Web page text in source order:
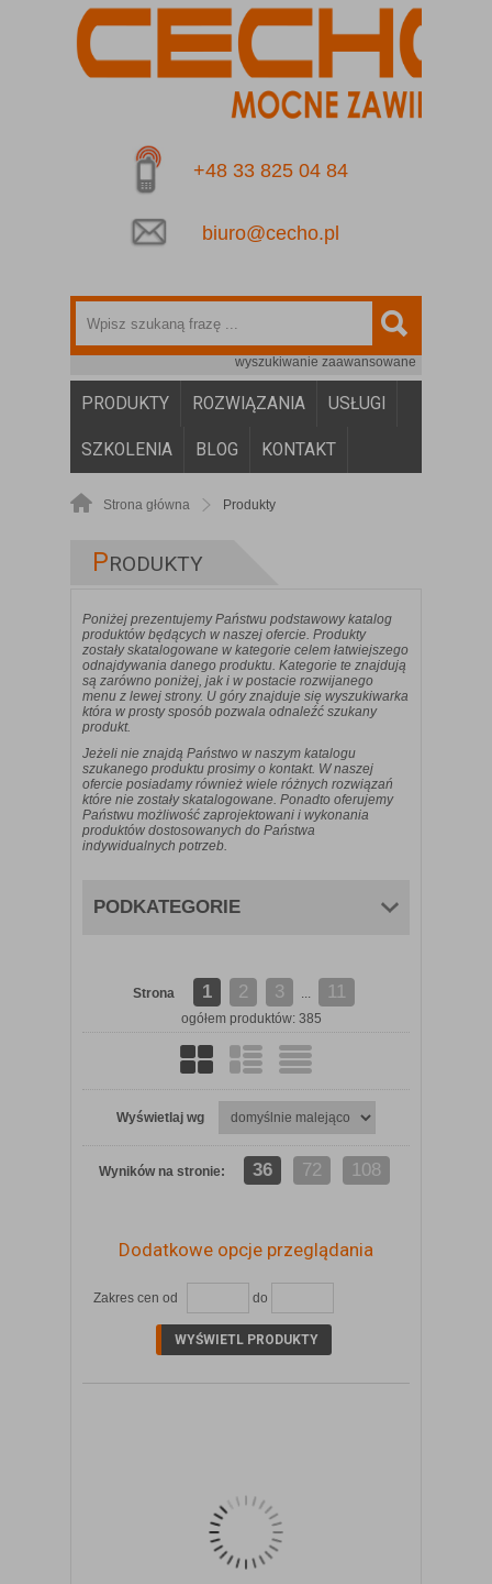
+48 33 825 04 84
biuro@cecho.pl
wyszukiwanie zaawansowane
PRODUKTY ROZWIĄZANIA USŁUGI
SZKOLENIA BLOG KONTAKT
Strona główna Produkty
PRODUKTY
Poniżej prezentujemy Państwu podstawowy katalog
produktów będących w naszej ofercie. Produkty
zostały skatalogowane w kategorie celem łatwiejszego
odnajdywania danego produktu. Kategorie te znajdują
są zarówno poniżej, jak i w postacie rozwijanego
menu z lewej strony. U góry znajduje się wyszukiwarka
która w prosty sposób pozwala odnaleźć szukany
produkt.
Jeżeli nie znajdą Państwo w naszym katalogu
szukanego produktu prosimy o kontakt. W naszej
ofercie posiadamy również wiele różnych rozwiązań
które nie zostały skatalogowane. Ponadto oferujemy
Państwu możliwość zaprojektowani i wykonania
produktów dostosowanych do Państwa
indywidualnych potrzeb.
PODKATEGORIE
Strona 1 2 3 ... 11
ogółem produktów: 385
Wyświetlaj wg
Wyników na stronie: 36 72 108
Dodatkowe opcje przeglądania
Zakres cen od do
ZOBACZ SZCZEGÓŁY